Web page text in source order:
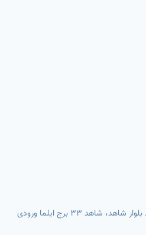
قاسم آباد بلوار شاهد، شاهد 33 برج ایلما ورودی